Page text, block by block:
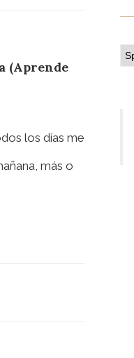
(Aprende
los días me
más o